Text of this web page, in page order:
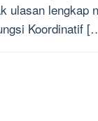
ulasan lengkap
Koordinatif